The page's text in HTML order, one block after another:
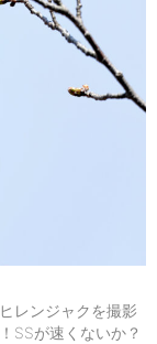
レンジャクを撮影
SSが速くないか？